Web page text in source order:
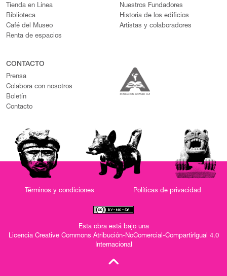
Tienda en Línea
Biblioteca
Café del Museo
Renta de espacios
Nuestros Fundadores
Historia de los edificios
Artistas y colaboradores
CONTACTO
Prensa
Colabora con nosotros
Boletín
Contacto
Términos y condiciones Políticas de privacidad
Esta obra está bajo una
Licencia Creative Commons Atribución-NoComercial-CompartirIgual 4.0
Internacional